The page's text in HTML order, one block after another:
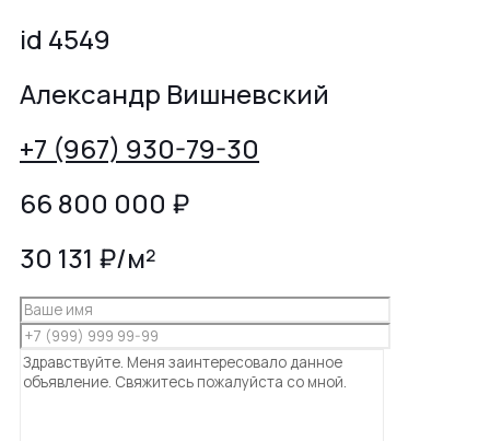
id 4549
Александр Вишневский
+7 (967) 930-79-30
66 800 000 ₽
30 131 ₽/м²